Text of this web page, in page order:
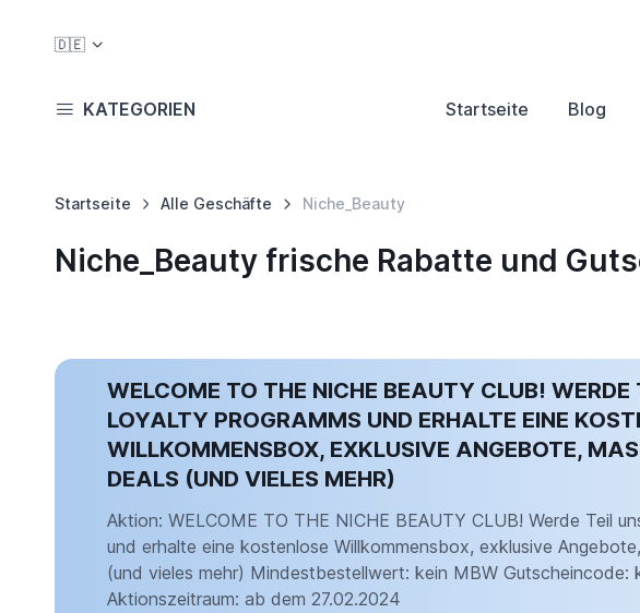
🇩🇪
KATEGORIEN Startseite Blog
Startseite Alle Geschäfte Niche_Beauty
Niche_Beauty frische Rabatte und
WELCOME TO THE NICHE BEAUTY CLUB! WERDE
LOYALTY PROGRAMMS UND ERHALTE EINE
WILLKOMMENSBOX, EXKLUSIVE ANGEBOTE,
EALS (UND VIELES MEHR)
Aktion: WELCOME TO THE NICHE BEAUTY CLUB! Werde Teil
und erhalte eine kostenlose Willkommensbox, exklusive
(und vieles mehr) Mindestbestellwert: kein MBW Gutscheincode:
Aktionszeitraum: ab dem 27.02.2024